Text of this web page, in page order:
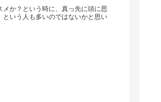
か？という時に、真っ先に頭に思
いう人も多いのではないかと思い